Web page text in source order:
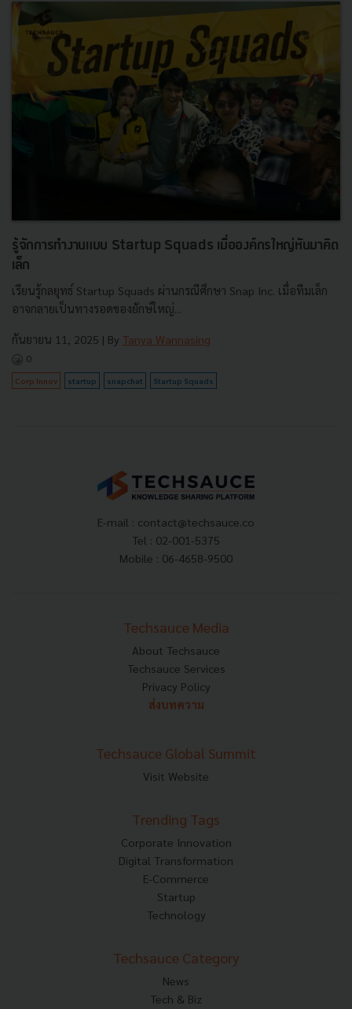
รู้จักการทำงานแบบ Startup Squads เมื่อองค์กรใหญ่หันมาคิด
เล็ก
เรียนรู้กลยุทธ์ Startup Squads ผ่านกรณีศึกษา Snap Inc. เมื่อทีมเล็ก
อาจกลายเป็นทางรอดของยักษ์ใหญ่...
กันยายน 11, 2025 | By Tanya Wannasing
0
Corp Innov startup snapchat Startup Squads
E-mail : contact@techsauce.co
Tel : 02-001-5375
Mobile : 06-4658-9500
Techsauce Media
About Techsauce
Techsauce Services
Privacy Policy
ส่งบทความ
Techsauce Global Summit
Visit Website
Trending Tags
Corporate Innovation
Digital Transformation
E-Commerce
Startup
Technology
Techsauce Category
News
Tech & Biz